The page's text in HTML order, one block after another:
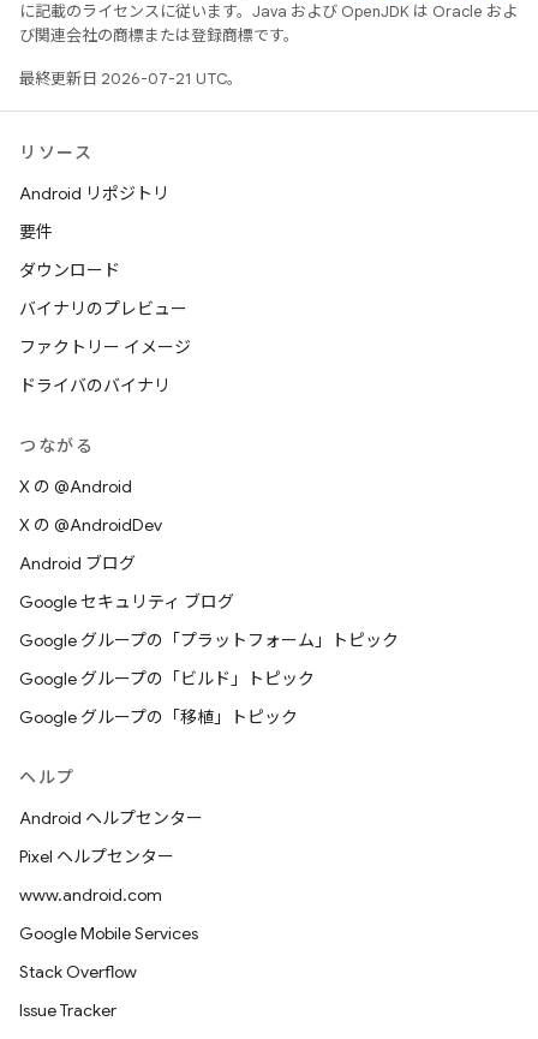
に記載のライセンスに従います。Java および OpenJDK は Oracle およ
び関連会社の商標または登録商標です。
最終更新日 2026-07-21 UTC。
リソース
Android リポジトリ
要件
ダウンロード
バイナリのプレビュー
ファクトリー イメージ
ドライバのバイナリ
つながる
X の @Android
X の @AndroidDev
Android ブログ
Google セキュリティ ブログ
Google グループの「プラットフォーム」トピック
Google グループの「ビルド」トピック
Google グループの「移植」トピック
ヘルプ
Android ヘルプセンター
Pixel ヘルプセンター
www.android.com
Google Mobile Services
Stack Overflow
Issue Tracker